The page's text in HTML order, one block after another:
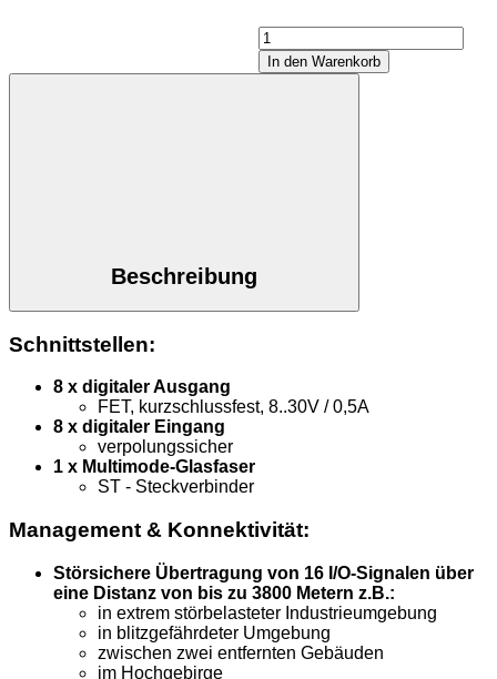
Digital-
I/O
Extender
In den Warenkorb
Beschreibung
Schnittstellen:
8 x digitaler Ausgang
FET, kurzschlussfest, 8..30V / 0,5A
8 x digitaler Eingang
verpolungssicher
1 x Multimode-Glasfaser
ST - Steckverbinder
Management & Konnektivität:
Störsichere Übertragung von 16 I/O-Signalen über
eine Distanz von bis zu 3800 Metern z.B.:
in extrem störbelasteter Industrieumgebung
in blitzgefährdeter Umgebung
zwischen zwei entfernten Gebäuden
im Hochgebirge